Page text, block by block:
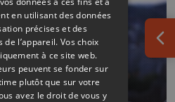
en utilisant des données
précises et des
l’appareil. Vos choix
à ce site web.
peuvent se fonder sur
plutôt que sur votre
avez le droit de vous y